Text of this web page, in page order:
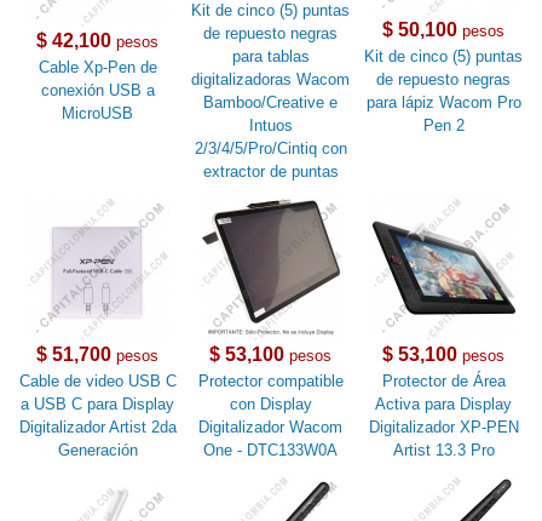
$ 42,100 pesos
Cable Xp-Pen de
conexión USB a
MicroUSB
Kit de cinco (5) puntas
de repuesto negras
para tablas
digitalizadoras Wacom
Bamboo/Creative e
Intuos
2/3/4/5/Pro/Cintiq con
extractor de puntas
$ 50,100 pesos
Kit de cinco (5) puntas
de repuesto negras
para lápiz Wacom Pro
Pen 2
$ 51,700 pesos
Cable de video USB C
a USB C para Display
Digitalizador Artist 2da
Generación
$ 53,100 pesos
Protector compatible
con Display
Digitalizador Wacom
One - DTC133W0A
$ 53,100 pesos
Protector de Área
Activa para Display
Digitalizador XP-PEN
Artist 13.3 Pro